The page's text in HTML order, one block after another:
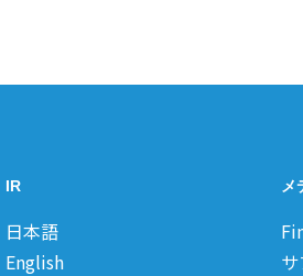
IR
日本語
English
メ